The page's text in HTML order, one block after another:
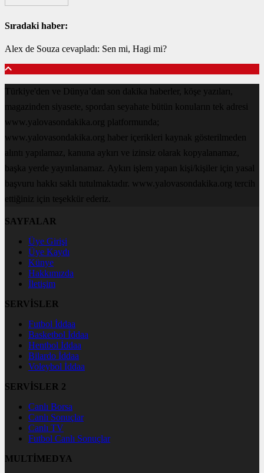
Sıradaki haber:
Alex de Souza cevapladı: Sen mi, Hagi mi?
Türkiye'den ve Dünya’dan son dakika haberler, köşe yazıları,
magazinden siyasete, spordan seyahate bütün konuların tek adresi
www.yalovasondakika.org platformunda;
www.yalovasondakika.org haber içerikleri kaynak gösterilmeden
alıntı yapılamaz, kanuna aykırı ve izinsiz olarak kopyalanamaz,
başka yerde yayınlanamaz. Aykırı işlem yapan kişi/kişiler için yasal
başvuru hakkı saklı tutulmaktadır. www.yalovasondakika.org tercih
ettiğiniz için teşekkür ederiz.
SAYFALAR
Üye Girişi
Üye Kaydı
Künye
Hakkımızda
İletişim
SERVİSLER
Futbol İddaa
Basketbol İddaa
Hentbol İddaa
Bilardo İddaa
Voleybol İddaa
SERVİSLER 2
Canlı Borsa
Canlı Sonuçlar
Canlı TV
Futbol Canlı Sonuçlar
MULTİMEDYA